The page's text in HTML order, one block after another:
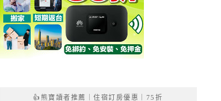
👍熊寶讀者推薦｜住宿訂房優惠｜75折